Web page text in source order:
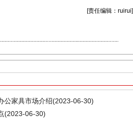
[责任编辑：ruirui]
公家具市场介绍(2023-06-30)
(2023-06-30)